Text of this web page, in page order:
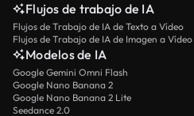
Flujos de trabajo de IA
Flujos de Trabajo de IA de Texto a Vídeo
Flujos de Trabajo de IA de Imagen a Vídeo
Modelos de IA
Google Gemini Omni Flash
Google Nano Banana 2
Google Nano Banana 2 Lite
Seedance 2.0